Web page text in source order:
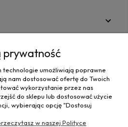
prywatność
technologie umożliwiają poprawne
nam dostosować ofertę do Twoich
wykorzystanie przez nas
do sklepu lub dostosować użycie
wybierając opcję "Dostosuj
w naszej Polityce